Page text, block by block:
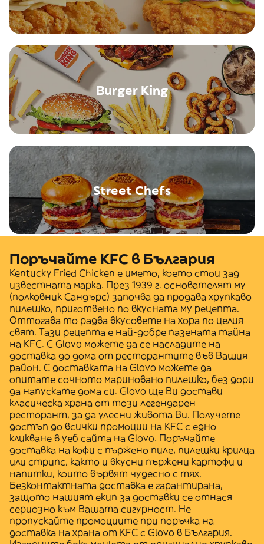
Burger King
Street Chefs
Поръчайте KFC в България
Kentucky Fried Chicken е името, което стои зад
известната марка. През 1939 г. основателят му
(полковник Сандърс) започва да продава хрупкаво
пилешко, приготвено по вкусната му рецепта.
Оттогава то радва вкусовете на хора по целия
свят. Тази рецепта е най-добре пазената тайна
на KFC. С Glovo можете да се насладите на
доставка до дома от ресторантите във Вашия
район. С доставката на Glovo можете да
опитате сочното мариновано пилешко, без дори
да напускате дома си. Glovo ще Ви достави
класическа храна от този легендарен
ресторант, за да улесни живота Ви. Получете
достъп до всички промоции на KFC с едно
кликване в уеб сайта на Glovo. Поръчайте
доставка на кофи с пържено пиле, пилешки крилца
или стрипс, както и вкусни пържени картофи и
напитки, които вървят чудесно с тях.
Безконтактната доставка е гарантирана,
защото нашият екип за доставки се отнася
сериозно към Вашата сигурност. Не
пропускайте промоциите при поръчка на
доставка на храна от KFC с Glovo в България.